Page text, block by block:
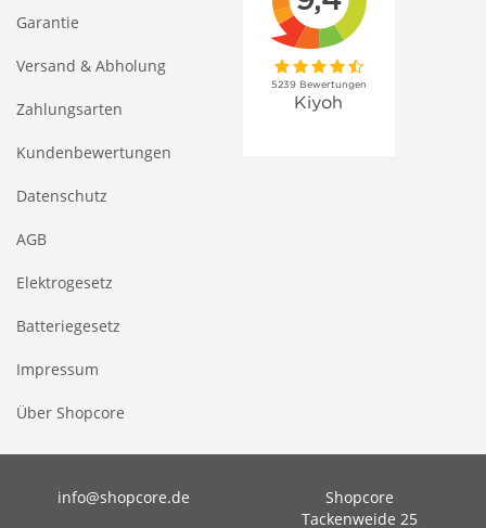
Garantie
Versand & Abholung
Zahlungsarten
Kundenbewertungen
Datenschutz
AGB
Elektrogesetz
Batteriegesetz
Impressum
Über Shopcore
info@shopcore.de
Shopcore
Tackenweide 25